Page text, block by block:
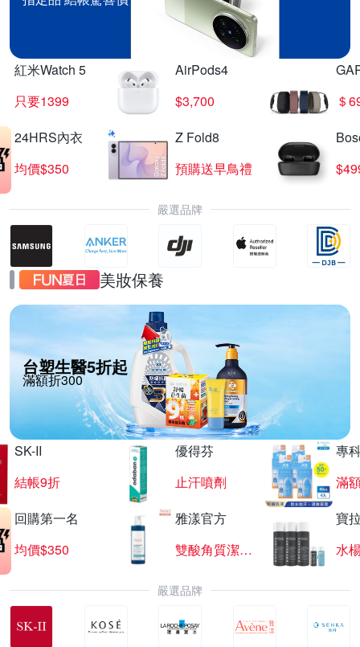
紅米Watch 5
只要1399
AirPods4
$3,700
＄
24HRS內衣
均價$350
Z Fold8
預購送早鳥禮
嚴選品牌
美妝保養
台塑生醫5折起
滿額折300
SK-II
結帳9折
優得芬
止汗噴劑
專
滿
回購第一名
均價$350
雅漾官方
雙酸角質潔膚露
寶
水
嚴選品牌